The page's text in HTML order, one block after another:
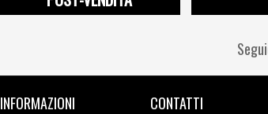
INFORMAZIONI CONTATTI